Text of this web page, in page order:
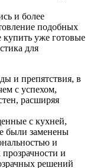
и более
подобных
уже готовые
для
и препятствия, в
с успехом,
расширяя
с кухней,
были заменены
и
и
решений